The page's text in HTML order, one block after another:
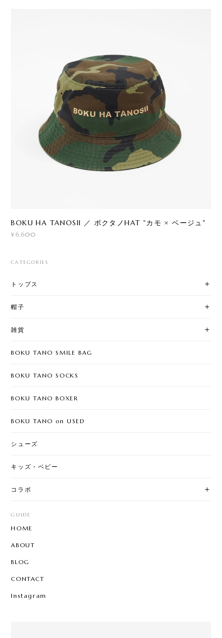
BOKU HA TANOSII ／ ボクタノHAT "カモ × ベージュ"
¥6,600
CATEGORIES
トップス
帽子
雑貨
BOKU TANO SMILE BAG
BOKU TANO SOCKS
BOKU TANO BOXER
BOKU TANO on USED
シューズ
キッズ・ベビー
コラボ
GUIDE
HOME
ABOUT
BLOG
CONTACT
Instagram